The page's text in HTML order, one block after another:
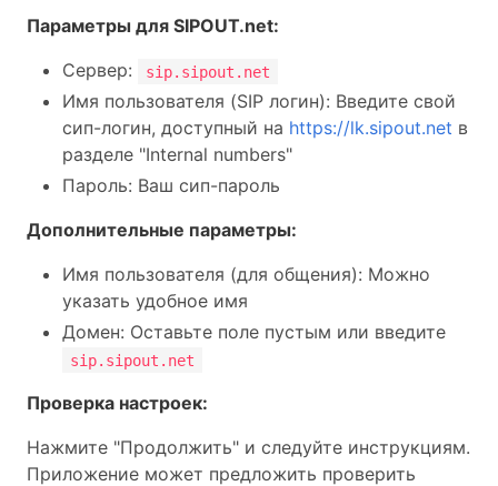
Параметры для SIPOUT.net:
Сервер:
sip.sipout.net
Имя пользователя (SIP логин): Введите свой
сип-логин, доступный на https://lk.sipout.net в
разделе "Internal numbers"
Пароль: Ваш сип-пароль
Дополнительные параметры:
Имя пользователя (для общения): Можно
указать удобное имя
Домен: Оставьте поле пустым или введите
sip.sipout.net
Проверка настроек:
Нажмите "Продолжить" и следуйте инструкциям.
Приложение может предложить проверить